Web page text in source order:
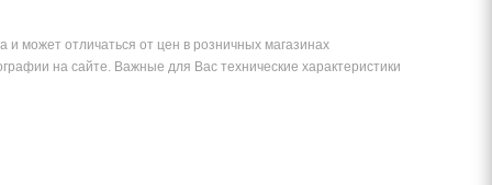
и может отличаться от цен в розничных магазинах
на сайте. Важные для Вас технические характеристики